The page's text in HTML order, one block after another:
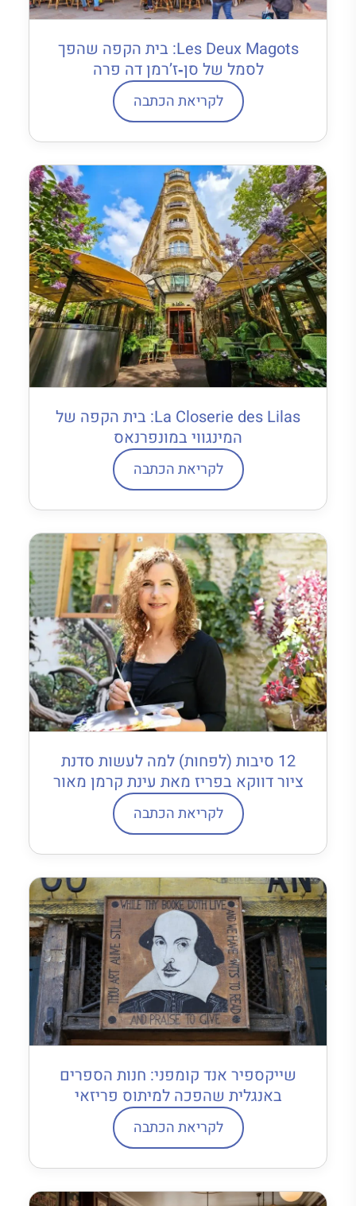
Les Deux Magots: בית הקפה שהפך
לסמל של סן‐ז’רמן דה פרה
לקריאת הכתבה
La Closerie des Lilas: בית הקפה של
המינגווי במונפרנאס
לקריאת הכתבה
12 סיבות (לפחות) למה לעשות סדנת
ציור דווקא בפריז מאת עינת קרמן מאור
לקריאת הכתבה
שייקספיר אנד קומפני: חנות הספרים
באנגלית שהפכה למיתוס פריזאי
לקריאת הכתבה